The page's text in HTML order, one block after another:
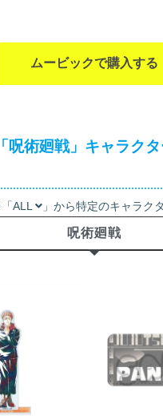
ムービックで購入する
呪術廻戦」キャラク
ALL 」から特定のキャラク
呪術廻戦